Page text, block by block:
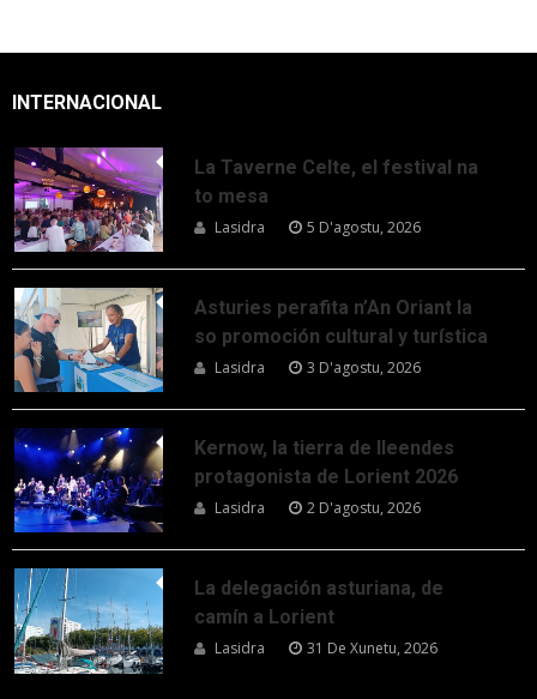
INTERNACIONAL
La Taverne Celte, el festival na
to mesa
Lasidra 5 D'agostu, 2026
Asturies perafita n’An Oriant la
so promoción cultural y turística
Lasidra 3 D'agostu, 2026
Kernow, la tierra de lleendes
protagonista de Lorient 2026
Lasidra 2 D'agostu, 2026
La delegación asturiana, de
camín a Lorient
Lasidra 31 De Xunetu, 2026